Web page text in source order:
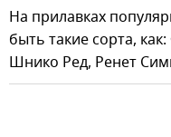
На прилавках
быть такие сорта,
Шнико Ред, Ренет